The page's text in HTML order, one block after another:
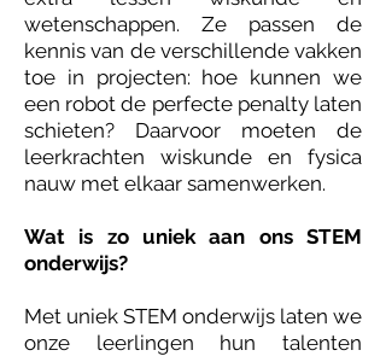
wetenschappen. Ze passen de
kennis van de verschillende vakken
toe in projecten: hoe kunnen we
een robot de perfecte penalty laten
schieten? Daarvoor moeten de
leerkrachten wiskunde en fysica
nauw met elkaar samenwerken.
Wat is zo uniek aan ons STEM
onderwijs?
Met uniek STEM onderwijs laten we
onze leerlingen hun talenten